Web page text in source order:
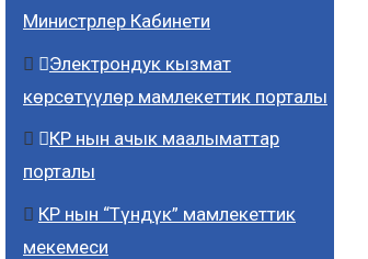
Министрлер Кабинети
Электрондук кызмат
көрсөтүүлөр мамлекеттик порталы
КР нын ачык маалыматтар
порталы
КР нын “Түндүк” мамлекеттик
мекемеси